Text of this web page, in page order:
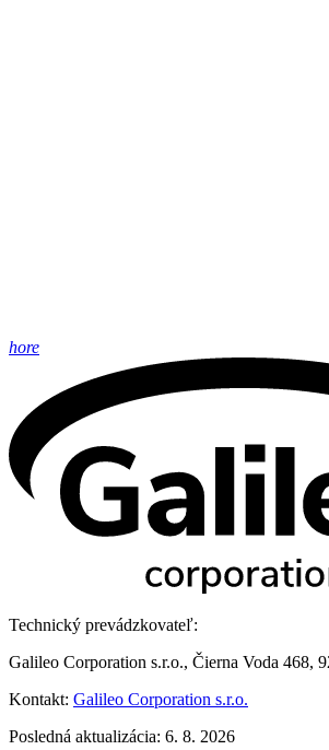
hore
Technický prevádzkovateľ:
Galileo Corporation s.r.o., Čierna Voda 468,
Kontakt: Galileo Corporation s.r.o.
Posledná aktualizácia: 6. 8. 2026